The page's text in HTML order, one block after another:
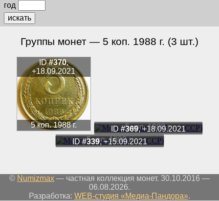
год
искать
Группы монет — 5 коп. 1988 г. (3 шт.)
5 коп. 1988 г.
ID#370,
+18.09.2021
5 коп. 1988 г.
ID#369, +18.09.2021
5 коп. 1988 г.
ID#339, +15.09.2021
© Numizmax — частная коллекция монет. 30.10.2016 —
06.08.2026.
Разработка: WEB-студия «Медиа-Пандора».